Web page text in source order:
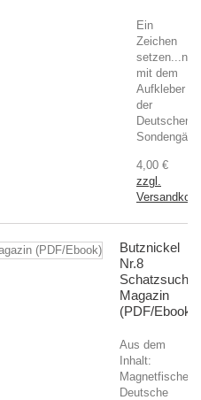
Ein
Zeichen
setzen...nur
mit dem
Aufkleber
der
Deutschen
4,00 €
zzgl.
Butznickel
Nr.8
Schatzsucher
Magazin
(PDF/Ebook)
Aus dem
Inhalt:
Magnetfischen,
Deutsche